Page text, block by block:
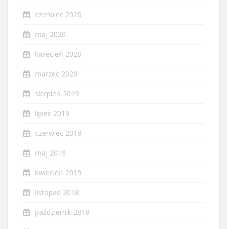
czerwiec 2020
maj 2020
kwiecień 2020
marzec 2020
sierpień 2019
lipiec 2019
czerwiec 2019
maj 2019
kwiecień 2019
listopad 2018
październik 2018